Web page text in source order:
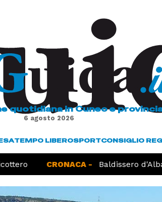
quotidiana in Cuneo e
6 agosto 2026
TEMPO LIBEROSPORTCONSIGLIO
CRONACA - Baldissero